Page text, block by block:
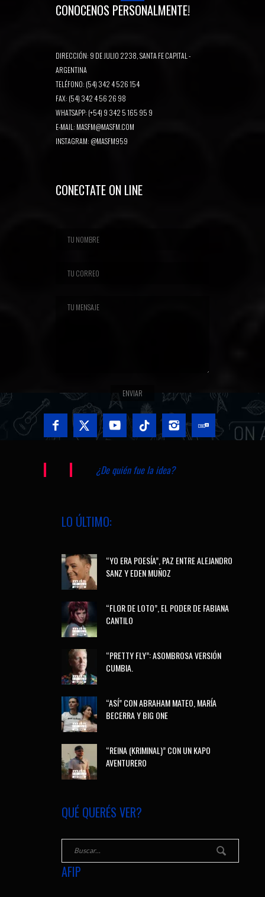
CONOCENOS PERSONALMENTE!
DIRECCIÓN: 9 DE JULIO 2238, SANTA FE CAPITAL -
ARGENTINA
TELÉFONO: (54) 342 4 526 154
FAX: (54) 342 4 56 26 98
WHATSAPP: (+54) 9 342 5 165 95 9
E-MAIL: MASFM@MASFM.COM
INSTAGRAM: @MASFM959
CONECTATE ON LINE
¿De quién fue la idea?
LO ÚLTIMO:
“YO ERA POESÍA”, PAZ ENTRE ALEJANDRO
SANZ Y EDEN MUÑOZ
“FLOR DE LOTO”, EL PODER DE FABIANA
CANTILO
“PRETTY FLY”: ASOMBROSA VERSIÓN
CUMBIA.
“ASÍ” CON ABRAHAM MATEO, MARÍA
BECERRA Y BIG ONE
“REINA (KRIMINAL)” CON UN KAPO
AVENTURERO
QUÉ QUERÉS VER?
AFIP